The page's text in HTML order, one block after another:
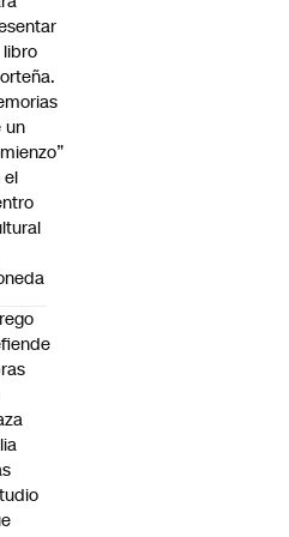
libro
un
el